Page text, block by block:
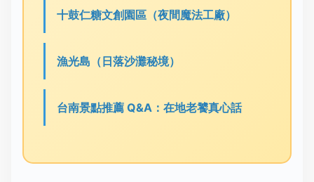
十鼓仁糖文創園區（夜間魔法工廠）
漁光島（日落沙灘秘境）
台南景點推薦 Q&A：在地老饕真心話